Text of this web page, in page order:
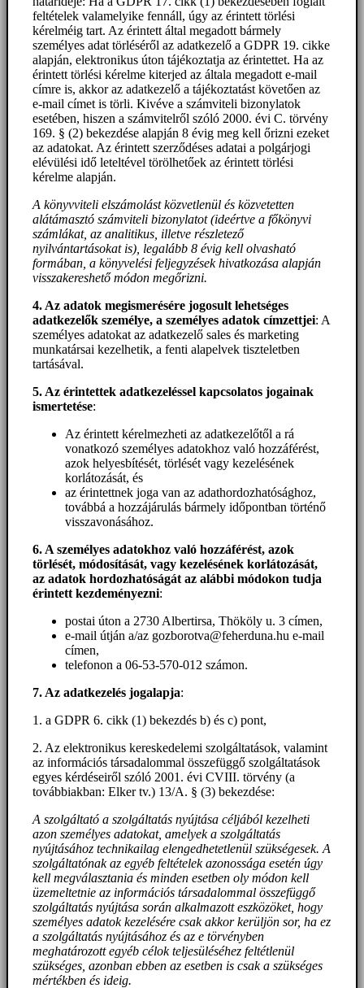
feltételek valamelyike fennáll, úgy az érintett törlési
kérelméig tart. Az érintett által megadott bármely
személyes adat törléséről az adatkezelő a GDPR 19. cikke
alapján, elektronikus úton tájékoztatja az érintettet. Ha az
érintett törlési kérelme kiterjed az általa megadott e-mail
címre is, akkor az adatkezelő a tájékoztatást követően az
e-mail címet is törli. Kivéve a számviteli bizonylatok
esetében, hiszen a számvitelről szóló 2000. évi C. törvény
169. § (2) bekezdése alapján 8 évig meg kell őrizni ezeket
az adatokat. Az érintett szerződéses adatai a polgárjogi
elévülési idő leteltével törölhetőek az érintett törlési
kérelme alapján.
A könyvviteli elszámolást közvetlenül és közvetetten
alátámasztó számviteli bizonylatot (ideértve a főkönyvi
számlákat, az analitikus, illetve részletező
nyilvántartásokat is), legalább 8 évig kell olvasható
formában, a könyvelési feljegyzések hivatkozása alapján
visszakereshető módon megőrizni.
4. Az adatok megismerésére jogosult lehetséges
adatkezelők személye, a személyes adatok címzettjei: A
személyes adatokat az adatkezelő sales és marketing
munkatársai kezelhetik, a fenti alapelvek tiszteletben
tartásával.
5. Az érintettek adatkezeléssel kapcsolatos jogainak
ismertetése:
Az érintett kérelmezheti az adatkezelőtől a rá
vonatkozó személyes adatokhoz való hozzáférést,
azok helyesbítését, törlését vagy kezelésének
korlátozását, és
az érintettnek joga van az adathordozhatósághoz,
továbbá a hozzájárulás bármely időpontban történő
visszavonásához.
6. A személyes adatokhoz való hozzáférést, azok
törlését, módosítását, vagy kezelésének korlátozását,
az adatok hordozhatóságát az alábbi módokon tudja
érintett kezdeményezni:
postai úton a 2730 Albertirsa, Thököly u. 3 címen,
e-mail útján a/az gozborotva@feherduna.hu e-mail
címen,
telefonon a 06-53-570-012 számon.
7. Az adatkezelés jogalapja:
1. a GDPR 6. cikk (1) bekezdés b) és c) pont,
2. Az elektronikus kereskedelemi szolgáltatások, valamint
az információs társadalommal összefüggő szolgáltatások
egyes kérdéseiről szóló 2001. évi CVIII. törvény (a
továbbiakban: Elker tv.) 13/A. § (3) bekezdése:
A szolgáltató a szolgáltatás nyújtása céljából kezelheti
azon személyes adatokat, amelyek a szolgáltatás
nyújtásához technikailag elengedhetetlenül szükségesek. A
szolgáltatónak az egyéb feltételek azonossága esetén úgy
kell megválasztania és minden esetben oly módon kell
üzemeltetnie az információs társadalommal összefüggő
szolgáltatás nyújtása során alkalmazott eszközöket, hogy
személyes adatok kezelésére csak akkor kerüljön sor, ha ez
a szolgáltatás nyújtásához és az e törvényben
meghatározott egyéb célok teljesüléséhez feltétlenül
szükséges, azonban ebben az esetben is csak a szükséges
mértékben és ideig.